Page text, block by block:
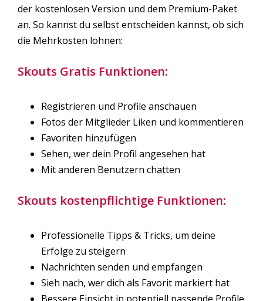
der kostenlosen Version und dem Premium-Paket
an. So kannst du selbst entscheiden kannst, ob sich
die Mehrkosten lohnen:
Skouts Gratis Funktionen:
Registrieren und Profile anschauen
Fotos der Mitglieder Liken und kommentieren
Favoriten hinzufügen
Sehen, wer dein Profil angesehen hat
Mit anderen Benutzern chatten
Skouts kostenpflichtige Funktionen:
Professionelle Tipps & Tricks, um deine
Erfolge zu steigern
Nachrichten senden und empfangen
Sieh nach, wer dich als Favorit markiert hat